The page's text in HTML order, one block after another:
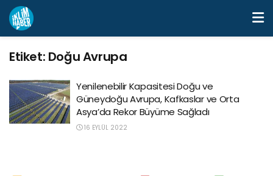
Etiket: Doğu Avrupa
Yenilenebilir Kapasitesi Doğu ve
Güneydoğu Avrupa, Kafkaslar ve Orta
Asya’da Rekor Büyüme Sağladı
16 EYLÜL 2022